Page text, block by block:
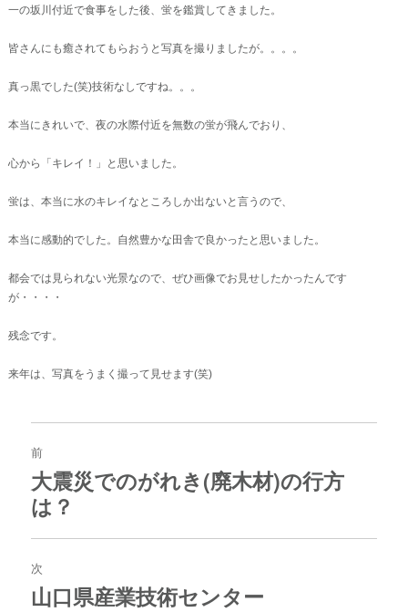
一の坂川付近で食事をした後、蛍を鑑賞してきました。
皆さんにも癒されてもらおうと写真を撮りましたが。。。。
真っ黒でした(笑)技術なしですね。。。
本当にきれいで、夜の水際付近を無数の蛍が飛んでおり、
心から「キレイ！」と思いました。
蛍は、本当に水のキレイなところしか出ないと言うので、
本当に感動的でした。自然豊かな田舎で良かったと思いました。
都会では見られない光景なので、ぜひ画像でお見せしたかったんです
が・・・・
残念です。
来年は、写真をうまく撮って見せます(笑)
投
稿
ナ
ビ
ゲ
シ
ョ
ン
前
過
去
の
大震災でのがれき(廃木材)の行方
は？
次
次
山口県産業技術センター